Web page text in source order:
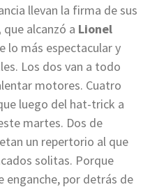
llevan la firma de sus
que alcanzó a Lionel
lo más espectacular y
Los dos van a todo
motores. Cuatro
luego del hat-trick a
martes. Dos de
un repertorio al que
solitas. Porque
enganche, por detrás de